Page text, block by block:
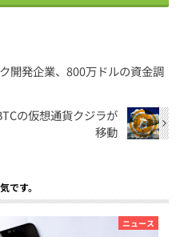
開発企業、800万ドルの資金調
の仮想通貨クジラが
移動
です。
ニュース